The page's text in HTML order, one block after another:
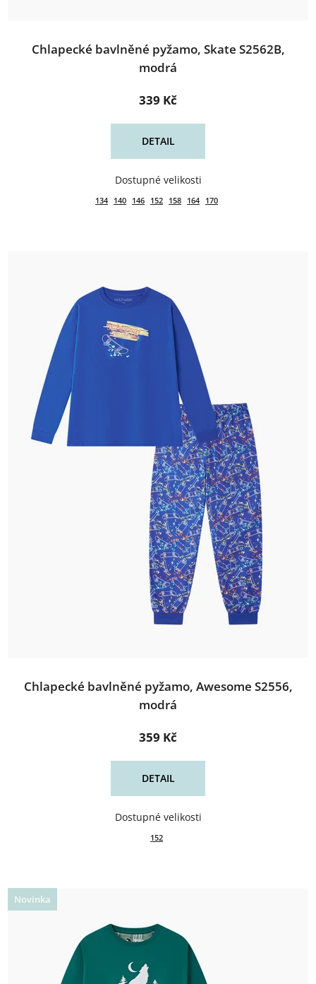
Chlapecké bavlněné pyžamo, Skate S2562B,
modrá
339 Kč
DETAIL
134 140 146 152 158 164 170
Chlapecké bavlněné pyžamo, Awesome S2556,
modrá
359 Kč
DETAIL
152
Novinka